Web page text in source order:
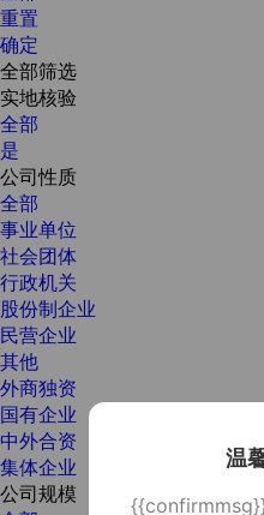
温
重置
确定
全部筛选
实地核验
全部
是
公司性质
全部
事业单位
社会团体
行政机关
股份制企业
民营企业
其他
外商独资
国有企业
中外合资
集体企业
公司规模